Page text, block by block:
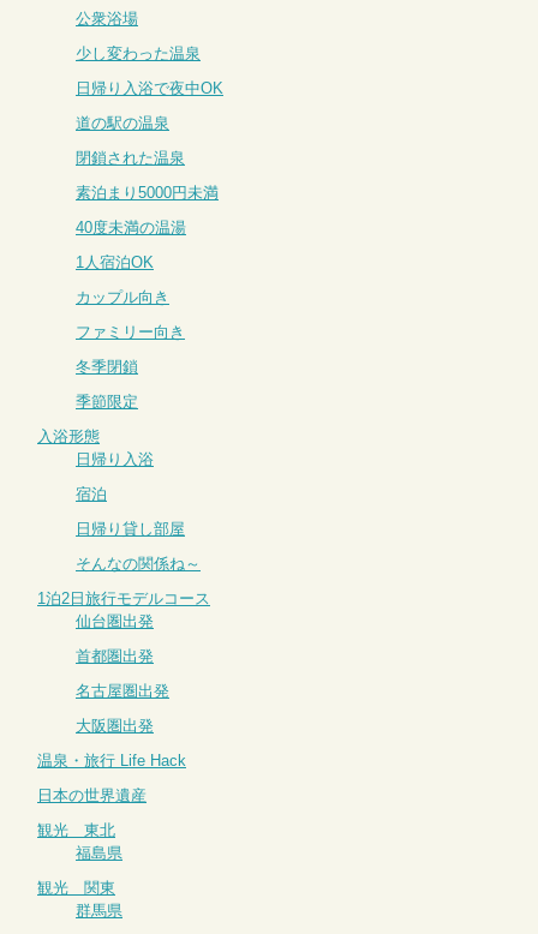
公衆浴場
少し変わった温泉
日帰り入浴で夜中OK
道の駅の温泉
閉鎖された温泉
素泊まり5000円未満
40度未満の温湯
1人宿泊OK
カップル向き
ファミリー向き
冬季閉鎖
季節限定
入浴形態
日帰り入浴
宿泊
日帰り貸し部屋
そんなの関係ね～
1泊2日旅行モデルコース
仙台圏出発
首都圏出発
名古屋圏出発
大阪圏出発
温泉・旅行 Life Hack
日本の世界遺産
観光 東北
福島県
観光 関東
群馬県